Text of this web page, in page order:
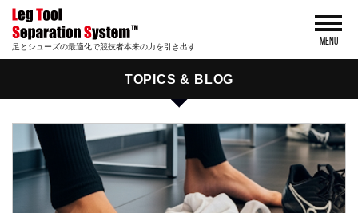
足とシューズの最適化で競技者本来の力を引き出す MENU
TOPICS & BLOG